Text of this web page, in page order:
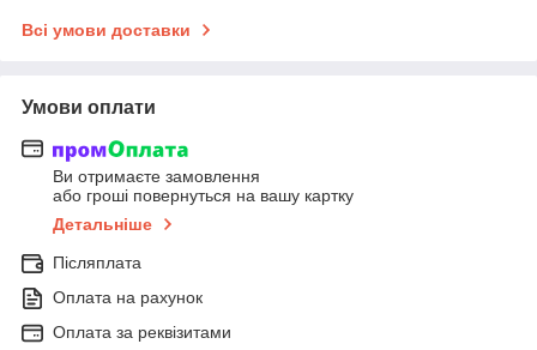
Всі умови доставки
Умови оплати
Ви отримаєте замовлення
або гроші повернуться на вашу картку
Детальніше
Післяплата
Оплата на рахунок
Оплата за реквізитами